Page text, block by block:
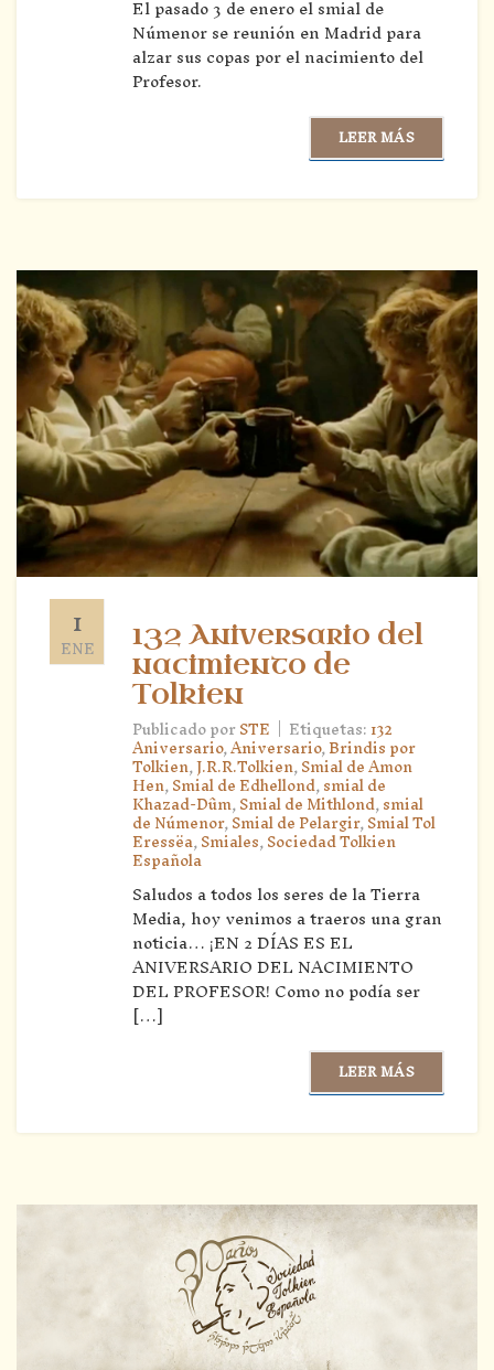
El pasado 3 de enero el smial de
Númenor se reunión en Madrid para
alzar sus copas por el nacimiento del
Profesor.
LEER MÁS
1
ENE
132 Aniversario del
nacimiento de
Tolkien
Publicado porSTE | Etiquetas:132
Aniversario,Aniversario,Brindis por
Tolkien,J.R.R.Tolkien,Smial de Amon
Hen,Smial de Edhellond,smial de
Khazad-Dûm,Smial de Mithlond,smial
de Númenor,Smial de Pelargir,Smial Tol
Eressëa,Smiales,Sociedad Tolkien
Española
Saludos a todos los seres de la Tierra
Media, hoy venimos a traeros una gran
noticia… ¡EN 2 DÍAS ES EL
ANIVERSARIO DEL NACIMIENTO
DEL PROFESOR! Como no podía ser
[…]
LEER MÁS